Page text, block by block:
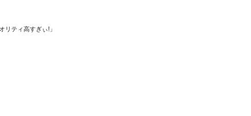
リティ高すぎぃ!」